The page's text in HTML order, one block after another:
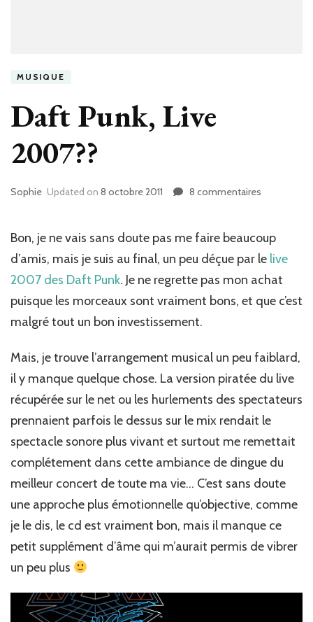
MUSIQUE
Daft Punk, Live
2007??
Sophie Updated on 8 octobre 2011 8 commentaires
Live
2007??
Bon, je ne vais sans doute pas me faire beaucoup
d’amis, mais je suis au final, un peu déçue par le live
2007 des Daft Punk. Je ne regrette pas mon achat
puisque les morceaux sont vraiment bons, et que c’est
malgré tout un bon investissement.
Mais, je trouve l’arrangement musical un peu faiblard,
il y manque quelque chose. La version piratée du live
récupérée sur le net ou les hurlements des spectateurs
prennaient parfois le dessus sur le mix rendait le
spectacle sonore plus vivant et surtout me remettait
complétement dans cette ambiance de dingue du
meilleur concert de toute ma vie… C’est sans doute
une approche plus émotionnelle qu’objective, comme
je le dis, le cd est vraiment bon, mais il manque ce
petit supplément d’âme qui m’aurait permis de vibrer
un peu plus